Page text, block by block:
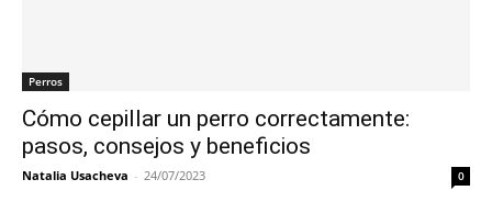
Perros
Cómo cepillar un perro correctamente:
pasos, consejos y beneficios
Natalia Usacheva - 24/07/2023 0